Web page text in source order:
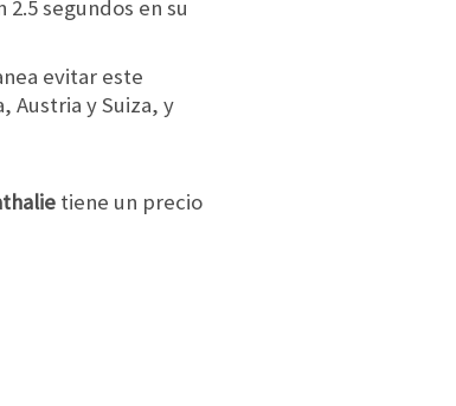
segundos en su
evitar este
Austria y Suiza, y
tiene un precio